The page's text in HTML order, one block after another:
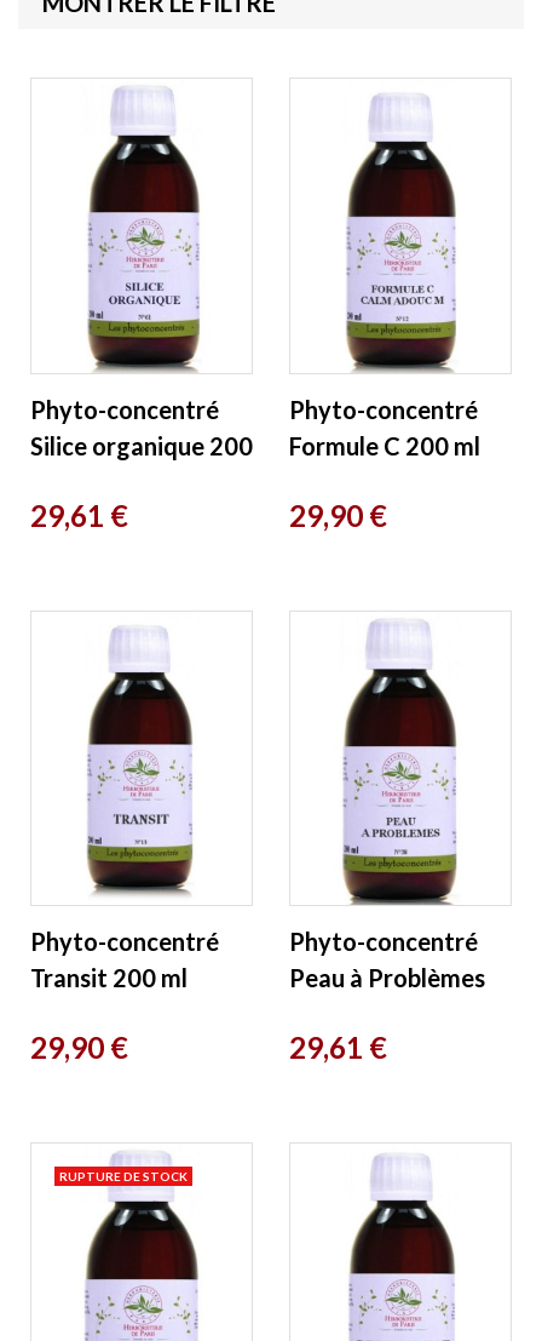
Phyto-concentré
Silice organique 200
Paris
Prix
29,61 €
Phyto-concentré
Formule C 200 ml
Paris
Prix
29,90 €
Phyto-concentré
Transit 200 ml
Paris
Prix
29,90 €
Phyto-concentré
Peau à Problèmes
Herboristerie de
Prix
29,61 €
RUPTURE DE STOCK